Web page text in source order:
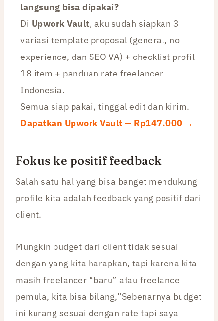
langsung bisa dipakai?
Di Upwork Vault, aku sudah siapkan 3
variasi template proposal (general, no
experience, dan SEO VA) + checklist profil
18 item + panduan rate freelancer
Indonesia.
Semua siap pakai, tinggal edit dan kirim.
Dapatkan Upwork Vault — Rp147.000 →
Fokus ke positif feedback
Salah satu hal yang bisa banget mendukung
profile kita adalah feedback yang positif dari
client.
Mungkin budget dari client tidak sesuai
dengan yang kita harapkan, tapi karena kita
masih freelancer “baru” atau freelance
pemula, kita bisa bilang,”Sebenarnya budget
ini kurang sesuai dengan rate tapi saya